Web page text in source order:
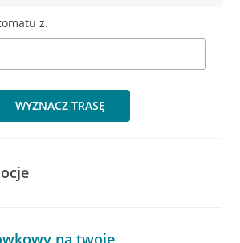
z:
WYZNACZ TRASĘ
na twoje